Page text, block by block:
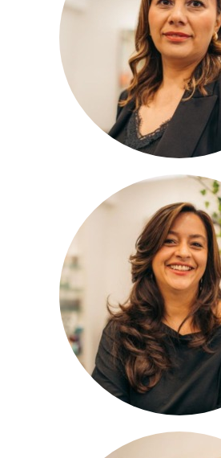
Angelica
Stylistin
Jeannine
Stylistin